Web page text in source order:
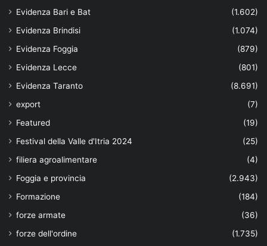
Evidenza Bari e Bat
(1.602)
Evidenza Brindisi
(1.074)
Evidenza Foggia
(879)
Evidenza Lecce
(801)
Evidenza Taranto
(8.691)
export
(7)
Featured
(19)
Festival della Valle d'Itria 2024
(25)
filiera agroalimentare
(4)
Foggia e provincia
(2.943)
Formazione
(184)
forze armate
(36)
forze dell'ordine
(1.735)